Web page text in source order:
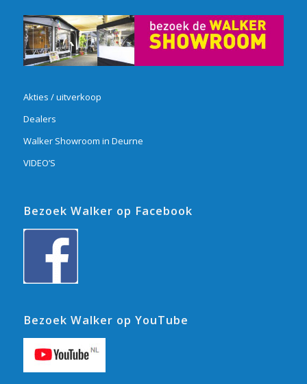
Akties / uitverkoop
Dealers
Walker Showroom in Deurne
VIDEO’S
Bezoek Walker op Facebook
Bezoek Walker op YouTube